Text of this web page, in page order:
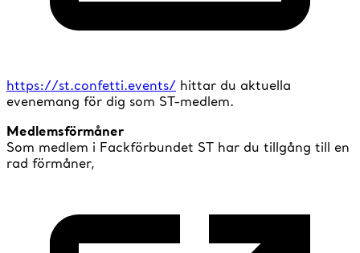
https://st.confetti.events/ hittar du aktuella
evenemang för dig som ST-medlem.
Medlemsförmåner
Som medlem i Fackförbundet ST har du tillgång till en
rad förmåner,